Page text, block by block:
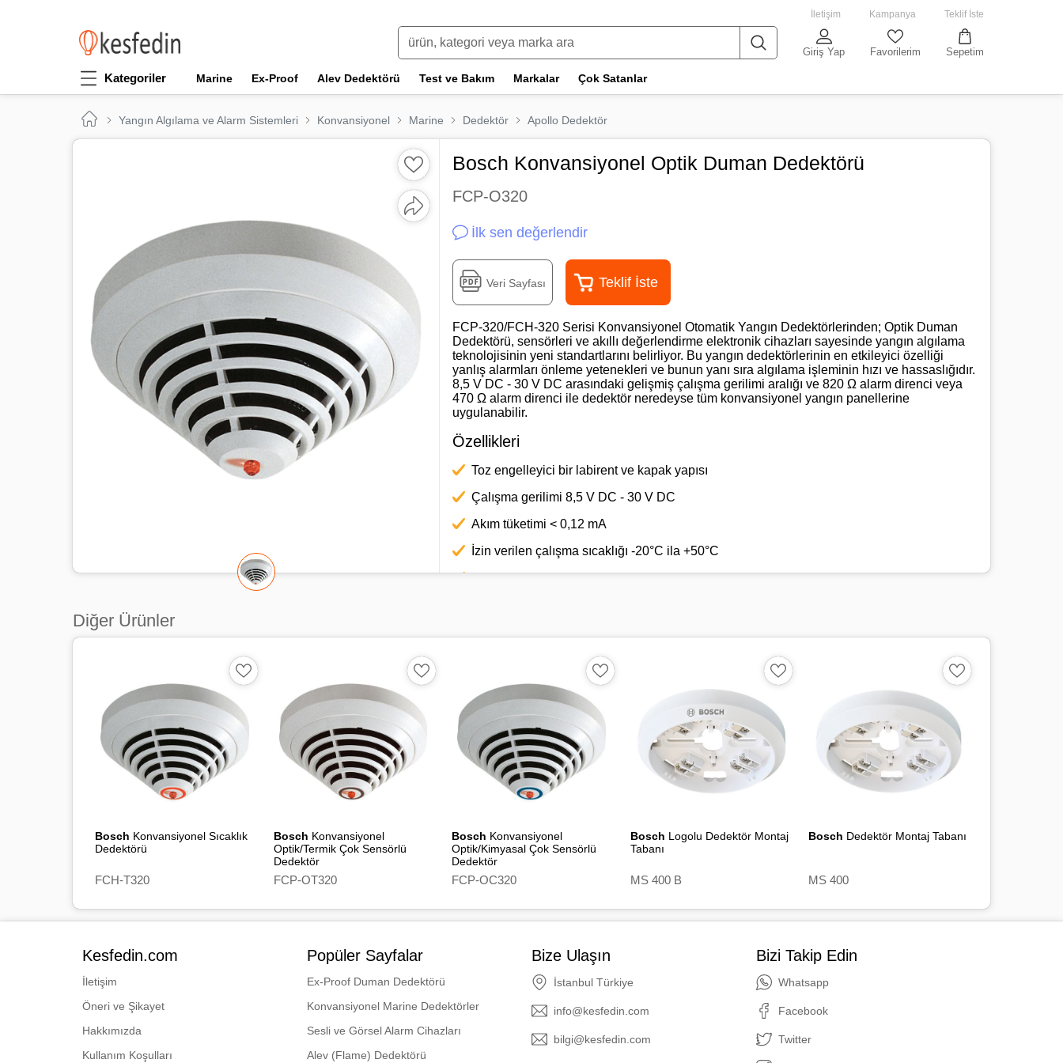
İletişim Kampanya Teklif İste
Sepetim
Favorilerim
Giriş Yap
Kategoriler Marine Ex-Proof Alev Dedektörü Test ve Bakım Markalar Çok Satanlar
Yangın Algılama ve Alarm Sistemleri Konvansiyonel Marine Dedektör Apollo Dedektör
Bosch Konvansiyonel Optik Duman Dedektörü
FCP-O320
İlk sen değerlendir
Veri Sayfası Teklif İste
FCP‑320/FCH‑320 Serisi Konvansiyonel Otomatik Yangın Dedektörlerinden; Optik Duman
Dedektörü, sensörleri ve akıllı değerlendirme elektronik cihazları sayesinde yangın algılama
teknolojisinin yeni standartlarını belirliyor. Bu yangın dedektörlerinin en etkileyici özelliği
yanlış alarmları önleme yetenekleri ve bunun yanı sıra algılama işleminin hızı ve hassaslığıdır.
8,5 V DC - 30 V DC arasındaki gelişmiş çalışma gerilimi aralığı ve 820 Ω alarm direnci veya
470 Ω alarm direnci ile dedektör neredeyse tüm konvansiyonel yangın panellerine
uygulanabilir.
Özellikleri
Toz engelleyici bir labirent ve kapak yapısı
Çalışma gerilimi 8,5 V DC - 30 V DC
Akım tüketimi < 0,12 mA
İzin verilen çalışma sıcaklığı -20°C ila +50°C
EN54-7:2000/A1:2002/A2:2006
Muhafaza malzemesi: Plastik, ABS
Muhafaza rengi: Beyaz, RAL 9010'a benzer, mat kaplama
Ambalajsız/ambalajlı ağırlık: Yaklaşık 80 g/yaklaşık 120 g
Renk Kodu FCP-O320 / FCP-O320-R470 İşaretsiz
Uygunluk: VDE 0833, iletim yolu başına maksimum 32 cihaz
İzleme alanı 120 m²
Diğer Ürünler
Bosch Konvansiyonel Sıcaklık
Dedektörü
FCH-T320
Bosch Konvansiyonel
Optik/Termik Çok Sensörlü
Dedektör
FCP-OT320
Bosch Konvansiyonel
Optik/Kimyasal Çok Sensörlü
Dedektör
FCP-OC320
Bosch Logolu Dedektör Montaj
Tabanı
MS 400 B
Bosch Dedektör Montaj Tabanı
MS 400
Kesfedin.com
İletişim
Öneri ve Şikayet
Hakkımızda
Kullanım Koşulları
Popüler Sayfalar
Ex-Proof Duman Dedektörü
Konvansiyonel Marine Dedektörler
Sesli ve Görsel Alarm Cihazları
Alev (Flame) Dedektörü
Bize Ulaşın
İstanbul Türkiye
info@kesfedin.com
bilgi@kesfedin.com
Bizi Takip Edin
Whatsapp
Facebook
Twitter